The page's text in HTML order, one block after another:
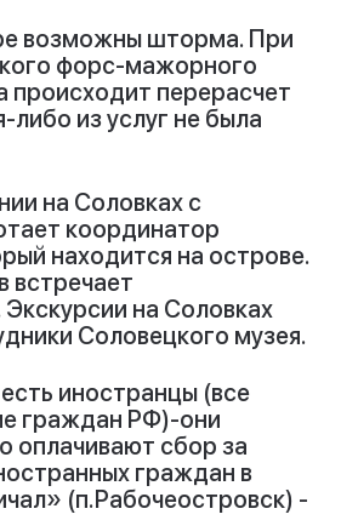
возможны шторма. При
форс-мажорного
происходит перерасчет
либо из услуг не была
на Соловках с
координатор
находится на острове.
встречает
на Соловках
Соловецкого музея.
есть иностранцы (все
граждан РФ)-они
оплачивают сбор за
граждан в
(п.Рабочеостровск) -